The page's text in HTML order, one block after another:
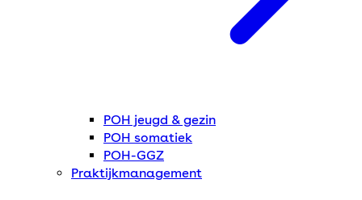
POH jeugd & gezin
POH somatiek
POH-GGZ
Praktijkmanagement